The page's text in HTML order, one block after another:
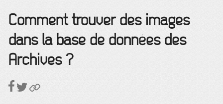
Comment trouver des images
dans la base de données des
Archives ?